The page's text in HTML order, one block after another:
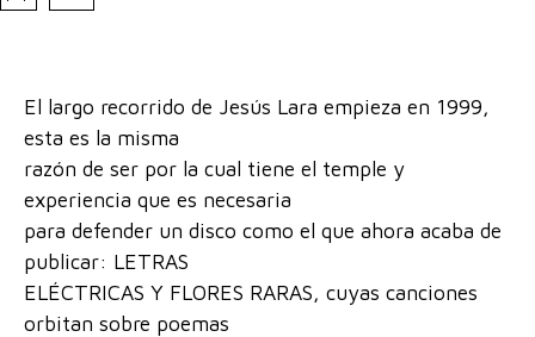
El largo recorrido de Jesús Lara empieza en 1999,
esta es la misma
razón de ser por la cual tiene el temple y
experiencia que es necesaria
para defender un disco como el que ahora acaba de
publicar: LETRAS
ELÉCTRICAS Y FLORES RARAS, cuyas canciones
orbitan sobre poemas